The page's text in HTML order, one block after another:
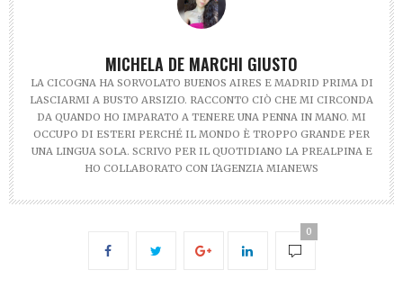
MICHELA DE MARCHI GIUSTO
LA CICOGNA HA SORVOLATO BUENOS AIRES E MADRID PRIMA DI
LASCIARMI A BUSTO ARSIZIO. RACCONTO CIÒ CHE MI CIRCONDA
DA QUANDO HO IMPARATO A TENERE UNA PENNA IN MANO. MI
OCCUPO DI ESTERI PERCHÉ IL MONDO È TROPPO GRANDE PER
UNA LINGUA SOLA. SCRIVO PER IL QUOTIDIANO LA PREALPINA E
HO COLLABORATO CON L'AGENZIA MIANEWS
0